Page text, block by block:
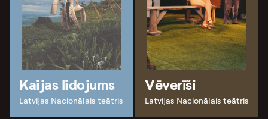
Kaijas lidojums
Latvijas Nacionālais teātris
Vēverīši
Latvijas Nacionālais teātris